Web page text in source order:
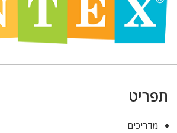
תפריט
מדריכים